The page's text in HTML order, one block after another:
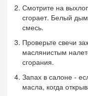
Смотрите на
сгорает. Белый
смесь.
Проверьте свечи
маслянистым
сгорания.
Запах в салоне -
масла, когда